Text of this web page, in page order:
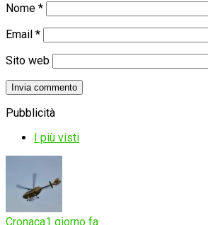
Nome *
Email *
Sito web
Pubblicità
I più visti
Cronaca1 giorno fa